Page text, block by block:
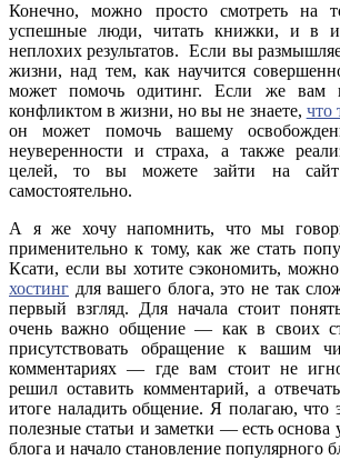
Конечно, можно просто смотреть на
успешные люди, читать книжки, и в
неплохих результатов. Если вы
жизни, над тем, как научится
может помочь одитинг. Если же вам
конфликтом в жизни, но вы не знаете, что
он может помочь вашему
неуверенности и страха, а также
целей, то вы можете зайти на
самостоятельно.
А я же хочу напомнить, что мы
применительно к тому, как же стать
Ксати, если вы хотите сэкономить, можно
хостинг для вашего блога, это не так
первый взгляд. Для начала стоит
очень важно общение — как в своих
присутствовать обращение к вашим
комментариях — где вам стоит не
решил оставить комментарий, а
итоге наладить общение. Я полагаю, что
полезные статьи и заметки — есть основа
блога и начало становление популярного